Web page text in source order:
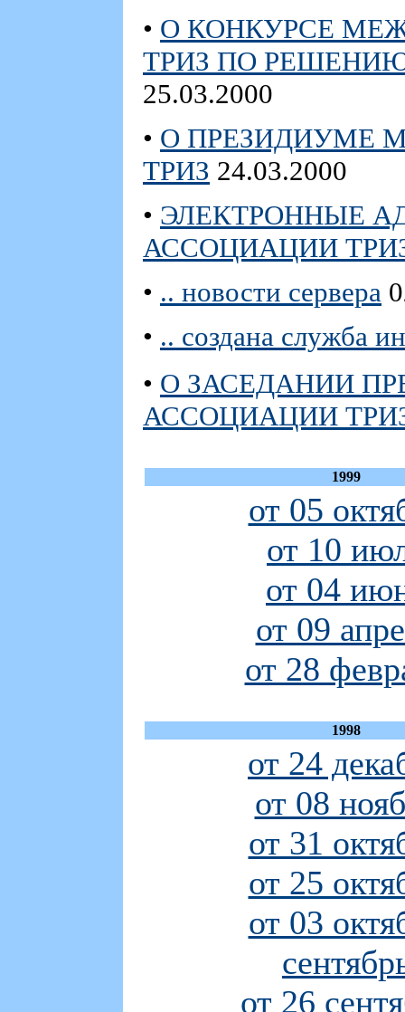
• О КОНКУРСЕ
ТРИЗ ПО РЕШЕНИЮ
25.03.2000
• О ПРЕЗИДИУМЕ
ТРИЗ 24.03.2000
• ЭЛЕКТРОННЫЕ
АССОЦИАЦИИ
• .. новости сервера
• .. создана служба
• О ЗАСЕДАНИИ
АССОЦИАЦИИ
1999
от 05
от 10
от 04
от 09
от 28
1998
от 24
от 08
от 31
от 25
от 03
от 26